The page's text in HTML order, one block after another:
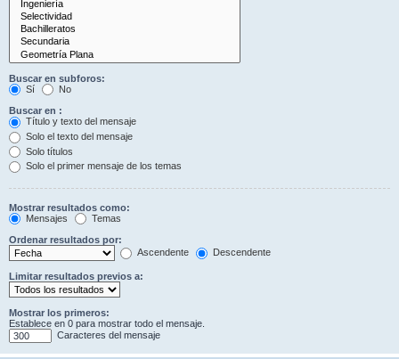
Buscar en subforos:
Sí
No
Buscar en :
Título y texto del mensaje
Solo el texto del mensaje
Solo títulos
Solo el primer mensaje de los temas
Mostrar resultados como:
Mensajes
Temas
Ordenar resultados por:
Ascendente
Descendente
Limitar resultados previos a:
Mostrar los primeros:
Establece en 0 para mostrar todo el mensaje.
Caracteres del mensaje